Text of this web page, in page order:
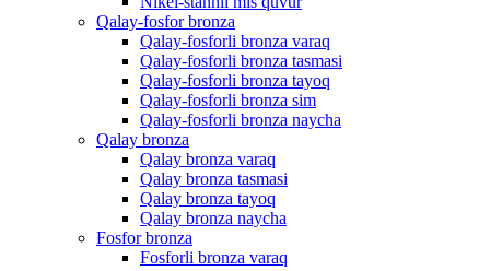
Qalay-fosfor bronza
Qalay-fosforli bronza varaq
Qalay-fosforli bronza tasmasi
Qalay-fosforli bronza tayoq
Qalay-fosforli bronza sim
Qalay-fosforli bronza naycha
Qalay bronza
Qalay bronza varaq
Qalay bronza tasmasi
Qalay bronza tayoq
Qalay bronza naycha
Fosfor bronza
Fosforli bronza varaq